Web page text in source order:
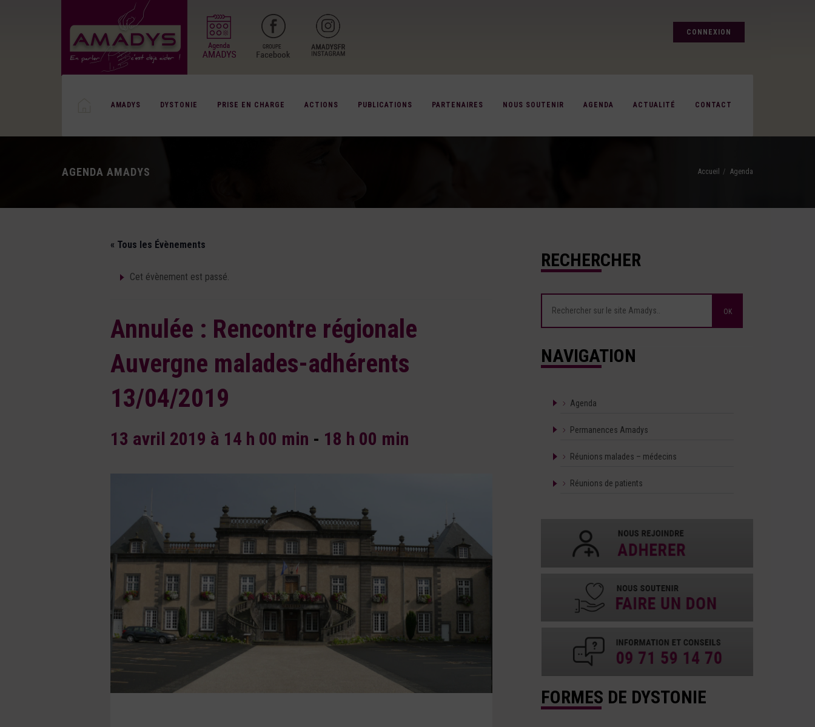
CONNEXION
AMADYS DYSTONIE PRISE EN CHARGE ACTIONS PUBLICATIONS PARTENAIRES NOUS SOUTENIR AGENDA ACTUALITÉ CONTACT
AGENDA AMADYS Accueil Agenda
« Tous les Évènements
Cet évènement est passé.
Annulée : Rencontre régionale
Auvergne malades-adhérents
13/04/2019
13 avril 2019 à 14 h 00 min - 18 h 00 min
RECHERCHER
NAVIGATION
Agenda
Permanences Amadys
Réunions malades – médecins
Réunions de patients
FORMES DE DYSTONIE